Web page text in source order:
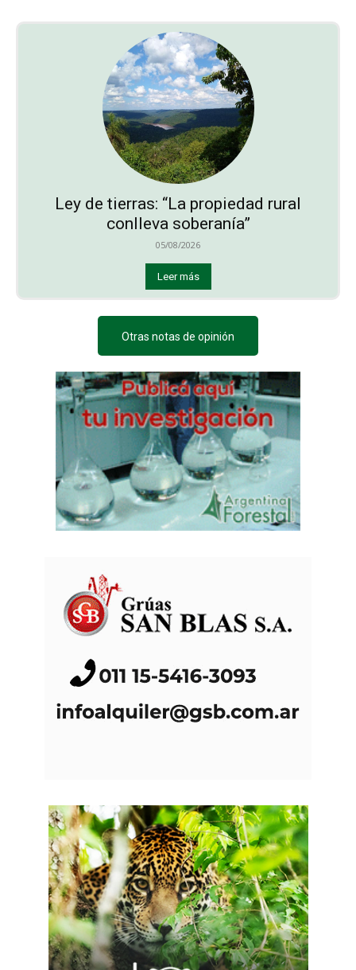
Ley de tierras: “La propiedad rural
conlleva soberanía”
05/08/2026
Leer más
Otras notas de opinión